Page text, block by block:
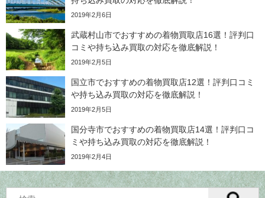
2019年2月6日
武蔵村山市でおすすめの着物買取店16選！評判口
コミや持ち込み買取の対応を徹底解説！
2019年2月5日
国立市でおすすめの着物買取店12選！評判口コミ
や持ち込み買取の対応を徹底解説！
2019年2月5日
国分寺市でおすすめの着物買取店14選！評判口コ
ミや持ち込み買取の対応を徹底解説！
2019年2月4日